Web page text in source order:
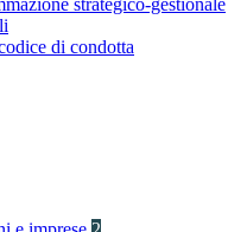
strategico-gestionale
di condotta